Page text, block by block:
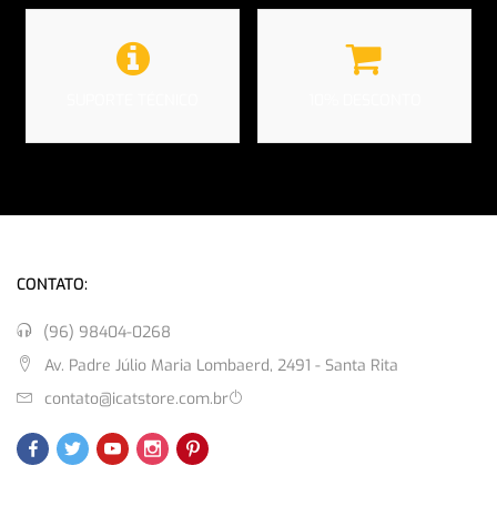
CONTATO:
(96) 98404-0268
Av. Padre Júlio Maria Lombaerd, 2491 - Santa Rita
contato@icatstore.com.br